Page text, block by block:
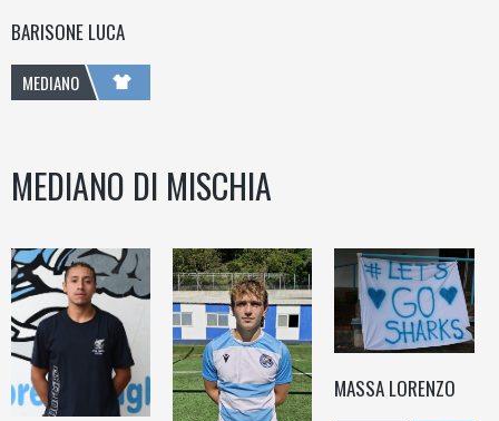
BARISONE LUCA
MEDIANO
MEDIANO DI MISCHIA
MASSA LORENZO